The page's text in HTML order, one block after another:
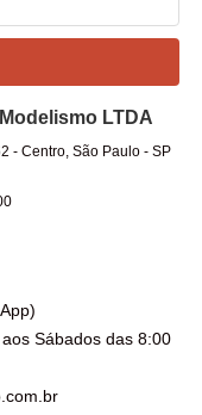
LTDA
- Centro, São Paulo- SP
Sábados das 8:00